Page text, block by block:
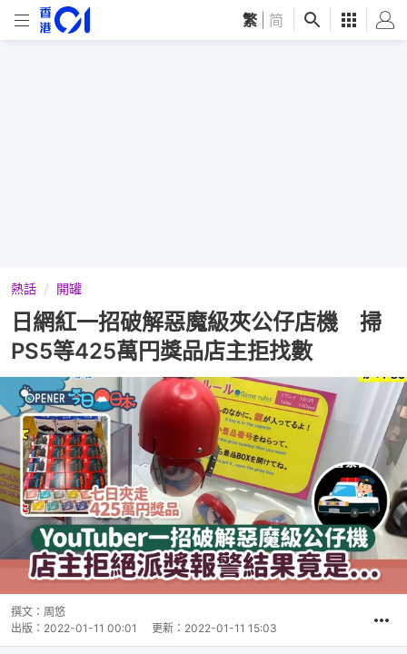
繁 简
熱話 開罐
日網紅一招破解惡魔級夾公仔店機 掃
PS5等425萬円獎品店主拒找數
撰文： 周悠
出版： 2022-01-11 00:01 更新： 2022-01-11 15:03